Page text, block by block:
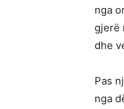
nga
gjerë
dhe
Pas
nga